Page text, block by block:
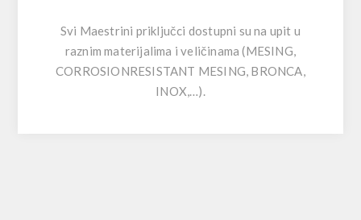
Svi Maestrini priključci dostupni su na upit u
raznim materijalima i veličinama (MESING,
CORROSIONRESISTANT MESING, BRONCA,
INOX,…).